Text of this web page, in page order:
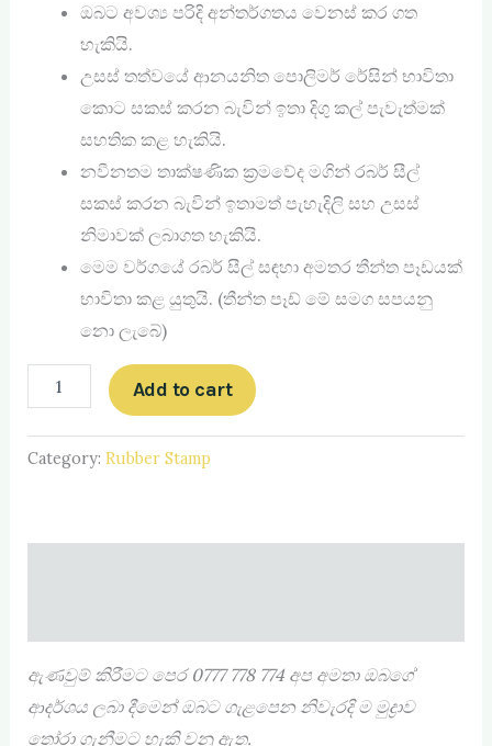
ඔබට අවශ්‍ය පරිදි අන්තර්ගතය වෙනස් කර ගත
හැකියි.
උසස් තත්වයේ ආනයනිත පොලිමර් රේසින් භාවිතා
කොට සකස් කරන බැවින් ඉතා දිගු කල් පැවැත්මක්
සහතික කළ හැකියි.
නවීනතම තාක්ෂණික ක්‍රමවේද මගින් රබර් සීල්
සකස් කරන බැවින් ඉතාමත් පැහැදිලි සහ උසස්
නිමාවක් ලබාගත හැකියි.
මෙම වර්ගයේ රබර් සීල් සඳහා අමතර තීන්ත පෑඩයක්
භාවිතා කළ යුතුයි. (තීන්ත පෑඩ් ‍මේ සමග සපයනු
නො ලැබේ)
Add to cart
Category: Rubber Stamp
ඇණවුම් කිරීමට පෙර 0777 778 774අප අමතා ඔබගේ
ආදර්ශය ලබා දීමෙන් ඔබට ගැළපෙන නිවැරදි ම මුද්‍රාව
තෝරා ගැනීමට හැකි වනු ඇත.